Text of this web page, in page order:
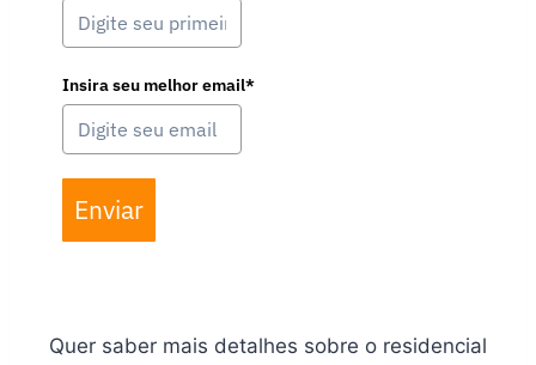
Insira seu melhor email*
Enviar
Quer saber mais detalhes sobre o residencial